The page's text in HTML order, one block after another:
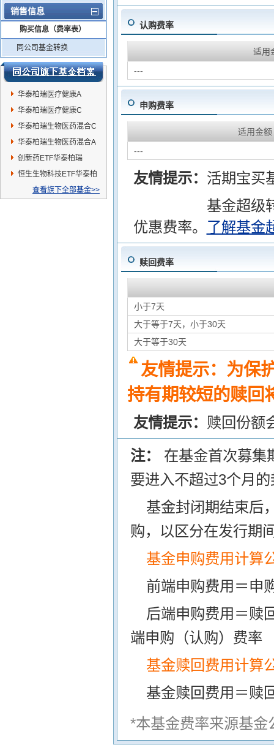
销售信息
购买信息（费率表）
同公司基金转换
华泰柏瑞医疗健康A
华泰柏瑞医疗健康C
华泰柏瑞生物医药混合C
华泰柏瑞生物医药混合A
创新药ETF华泰柏瑞
恒生生物科技ETF华泰柏
查看旗下全部基金>>
认购费率
适用
---
申购费率
适用金额
---
友情提示： 活期宝买
基金超级
优惠费率。 了解基金
赎回费率
小于7天
大于等于7天，小于30天
大于等于30天
友情提示：为保
持有期较短的赎回
友情提示： 赎回份额
注： 在基金首次募集
要进入不超过3个月
基金封闭期结束后
购，以区分在发行期
基金申购费用计算
前端申购费用＝申
后端申购费用＝赎
端申购（认购）费率
基金赎回费用计算
基金赎回费用＝赎
*本基金费率来源基